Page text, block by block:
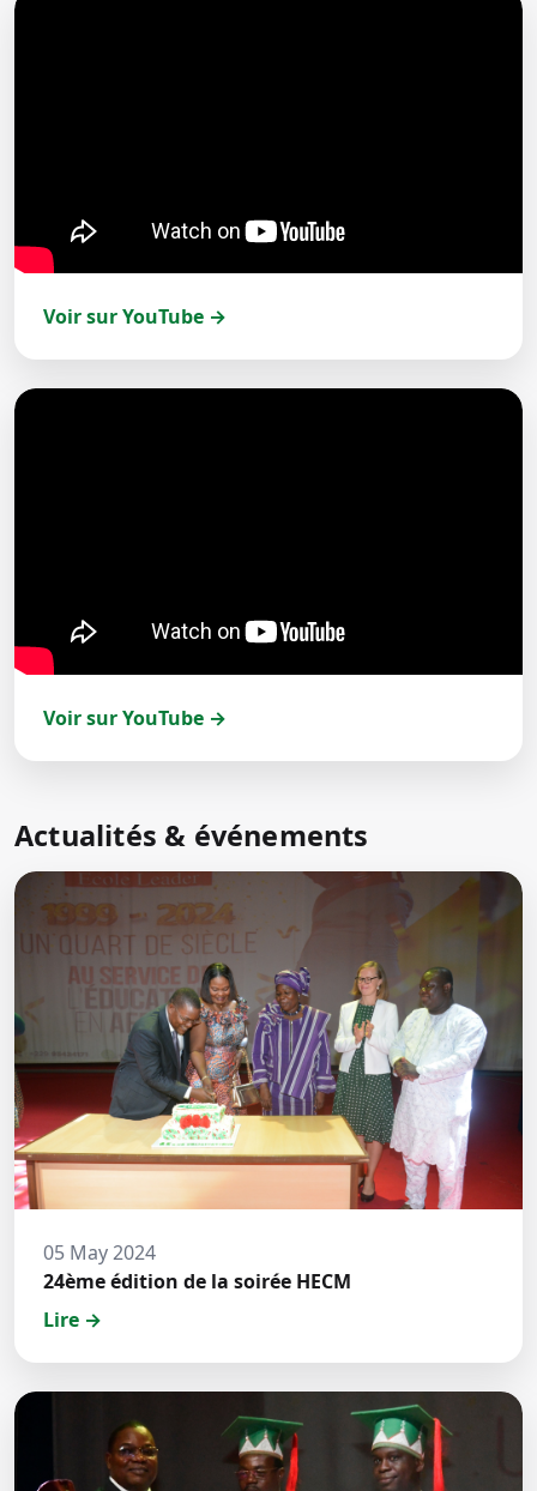
Voir sur YouTube →
Voir sur YouTube →
Actualités & événements
05 May 2024
24ème édition de la soirée HECM
Lire →